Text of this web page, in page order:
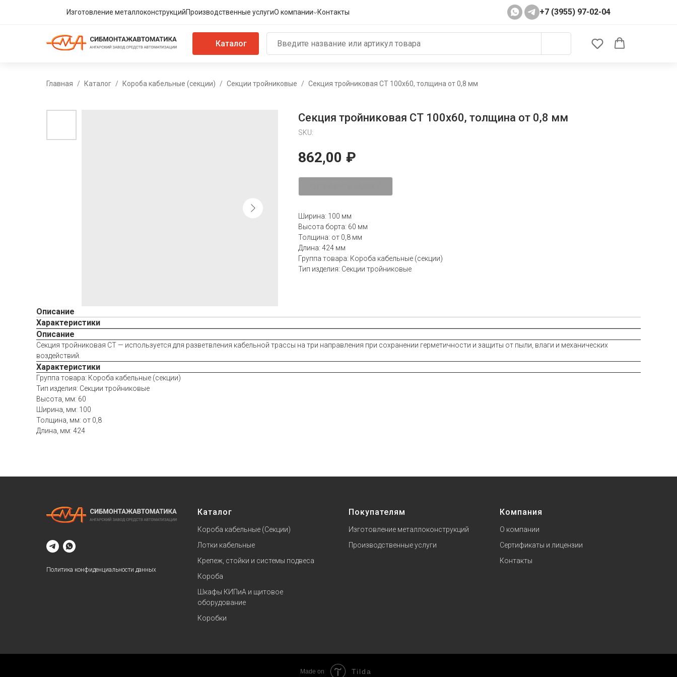
Изготовление металлоконструкцийПроизводственные услугиО компании Контакты +7 (3955) 97-02-04
Каталог
Главная Каталог Короба кабельные (секции) Секции тройниковые Секция тройниковая СТ 100х60, толщина от 0,8 мм
Секция тройниковая СТ 100х60, толщина от 0,8 мм
SKU:
862,00 ₽
Ширина: 100 мм
Высота борта: 60 мм
Толщина: от 0,8 мм
Длина: 424 мм
Группа товара: Короба кабельные (секции)
Тип изделия: Секции тройниковые
Описание
Характеристики
Описание
Секция тройниковая СТ — используется для разветвления кабельной трассы на три направления при сохранении герметичности и защиты от пыли, влаги и механических
воздействий.
Характеристики
Группа товара: Короба кабельные (секции)
Тип изделия: Секции тройниковые
Высота, мм: 60
Ширина, мм: 100
Толщина, мм: от 0,8
Длина, мм: 424
Политика конфиденциальности данных
Каталог
Короба кабельные (Секции)
Лотки кабельные
Крепеж, стойки и системы подвеса
Короба
Шкафы КИПиА и щитовое
оборудование
Коробки
Покупателям
Изготовление металлоконструкций
Производственные услуги
Компания
О компании
Сертификаты и лицензии
Контакты
Made on Tilda